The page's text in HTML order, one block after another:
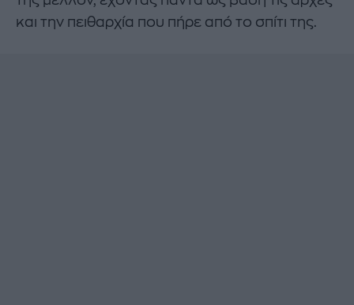
και την πειθαρχία που πήρε από το σπίτι της.